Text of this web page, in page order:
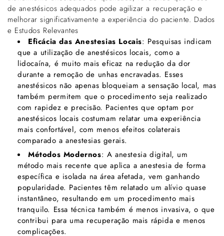
de anestésicos adequados pode agilizar a recuperação e
melhorar significativamente a experiência do paciente. Dados
e Estudos Relevantes
Eficácia das Anestesias Locais: Pesquisas indicam
que a utilização de anestésicos locais, como a
lidocaína, é muito mais eficaz na redução da dor
durante a remoção de unhas encravadas. Esses
anestésicos não apenas bloqueiam a sensação local, mas
também permitem que o procedimento seja realizado
com rapidez e precisão. Pacientes que optam por
anestésicos locais costumam relatar uma experiência
mais confortável, com menos efeitos colaterais
comparado a anestesias gerais.
Métodos Modernos: A anestesia digital, um
método mais recente que aplica a anestesia de forma
específica e isolada na área afetada, vem ganhando
popularidade. Pacientes têm relatado um alívio quase
instantâneo, resultando em um procedimento mais
tranquilo. Essa técnica também é menos invasiva, o que
contribui para uma recuperação mais rápida e menos
complicações.